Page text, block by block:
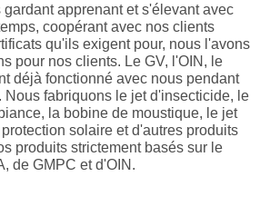
apprenant et s'élevant avec
coopérant avec nos clients
qu'ils exigent pour, nous l'avons
pour nos clients. Le GV, l'OIN, le
déjà fonctionné avec nous pendant
Nous fabriquons le jet d'insecticide, le
la bobine de moustique, le jet
solaire et d'autres produits
produits strictement basés sur le
de GMPC et d'OIN.